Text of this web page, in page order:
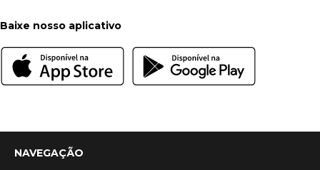
Baixe nosso aplicativo
NAVEGAÇÃO